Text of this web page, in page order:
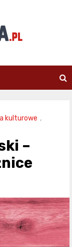
kulturowe ,
–